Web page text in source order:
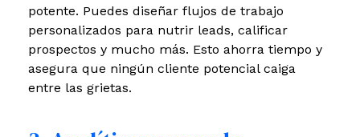
potente. Puedes diseñar flujos de trabajo
personalizados para nutrir leads, calificar
prospectos y mucho más. Esto ahorra tiempo y
asegura que ningún cliente potencial caiga
entre las grietas.